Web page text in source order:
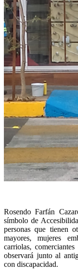
Rosendo Farfán
símbolo de
personas que tienen
mayores, mujeres
carriolas,
observará junto al
con discapacidad.